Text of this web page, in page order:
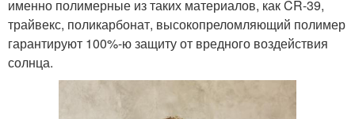
именно полимерные из таких материалов, как CR-39,
трайвекс, поликарбонат, высокопреломляющий полимер
гарантируют 100%-ю защиту от вредного воздействия
солнца.